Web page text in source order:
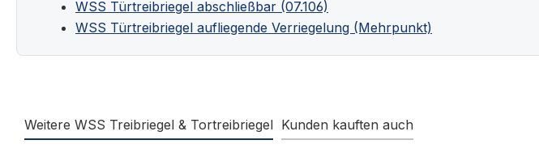
WSS Türtreibriegel abschließbar (07.106)
WSS Türtreibriegel aufliegende Verriegelung (Mehrpunkt)
Weitere WSS Treibriegel & Tortreibriegel Kunden kauften auch